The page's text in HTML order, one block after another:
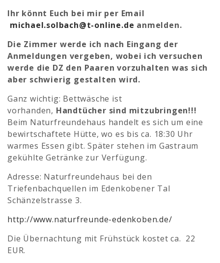
Ihr könnt Euch bei mir per Email
michael.solbach@t-online.de anmelden.
Die Zimmer werde ich nach Eingang der
Anmeldungen vergeben, wobei ich versuchen
werde die DZ den Paaren vorzuhalten was sich
aber schwierig gestalten wird.
Ganz wichtig: Bettwäsche ist
vorhanden, Handtücher sind mitzubringen!!!
Beim Naturfreundehaus handelt es sich um eine
bewirtschaftete Hütte, wo es bis ca. 18:30 Uhr
warmes Essen gibt. Später stehen im Gastraum
gekühlte Getränke zur Verfügung.
Adresse: Naturfreundehaus bei den
Triefenbachquellen im Edenkobener Tal
Schänzelstrasse 3.
http://www.naturfreunde-edenkoben.de/
Die Übernachtung mit Frühstück kostet ca. 22
EUR.